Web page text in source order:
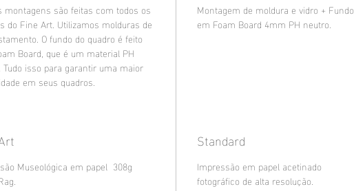
montagens são feitas com todos os
do Fine Art. Utilizamos molduras de
O fundo do quadro é feito
Board, que é um material PH
Tudo isso para garantir uma maior
em seus quadros.
Montagem de moldura e vidro + Fundo
em Foam Board 4mm PH neutro.
Museológica em papel 308g
Standard
Impressão em papel acetinado
fotográfico de alta resolução.